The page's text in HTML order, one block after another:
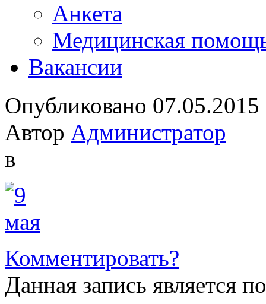
Анкета
Медицинская
Вакансии
Опубликовано 07.05.2015
Автор Администратор
в
Комментировать?
Данная запись является